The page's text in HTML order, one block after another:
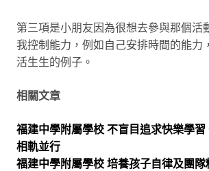
第三項是小朋友因為很想去參與那個活
我控制能力，例如自己安排時間的能力
活生生的例子。
相關文章
福建中學附屬學校 不盲目追求快樂學
相軌並行
福建中學附屬學校 培養孩子自律及團